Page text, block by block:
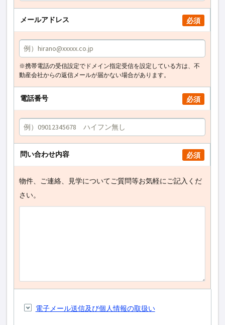
メールアドレス 必須
※携帯電話の受信設定でドメイン指定受信を設定している方は、不
動産会社からの返信メールが届かない場合があります。
電話番号 必須
問い合わせ内容 必須
物件、ご連絡、見学についてご質問等お気軽にご記入くだ
さい。
電子メール送信及び個人情報の取扱い